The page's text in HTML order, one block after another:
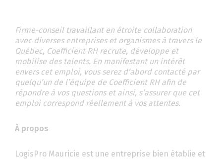
Firme-conseil travaillant en étroite collaboration
avec diverses entreprises et organismes à travers le
Québec, Coefficient RH recrute, développe et
mobilise des talents. En manifestant un intérêt
envers cet emploi, vous serez d’abord contacté par
quelqu’un de l’équipe de Coefficient RH afin de
répondre à vos questions et ainsi, s’assurer que cet
emploi correspond réellement à vos attentes.
À propos
LogisPro Mauricie est une entreprise bien établie et